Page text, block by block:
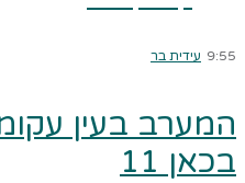
9:55 עידית בר
המערב בעין
בכאן 11